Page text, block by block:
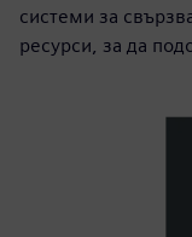
системи за
ресурси, за да